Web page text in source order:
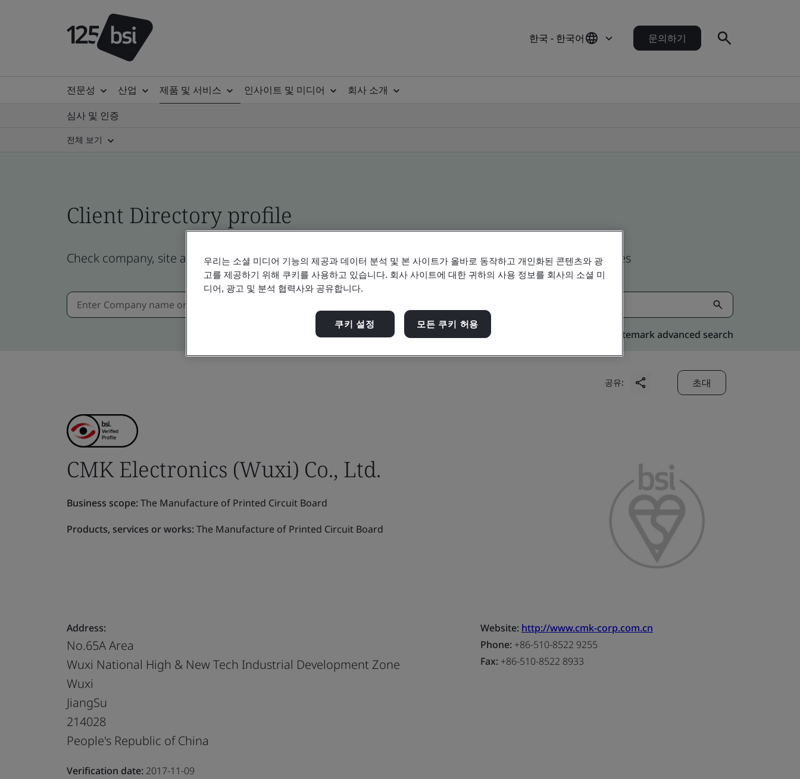
한국 - 한국어 문의하기
전문성 산업 제품 및 서비스 인사이트 및 미디어
회사 소개
심사 및 인증
전체 보기
Client Directory profile
Check company, site and product certificates - Validation and Verification, Korean and global companies
Kitemark advanced search
공유: 초대
CMK Electronics (Wuxi) Co., Ltd.
Business scope:The Manufacture of Printed Circuit Board
Products, services or works:The Manufacture of Printed Circuit Board
Address:
No.65A Area
Wuxi National High & New Tech Industrial Development Zone
Wuxi
JiangSu
214028
People's Republic of China
Verification date: 2017-11-09
Website: http://www.cmk-corp.com.cn
Phone: +86-510-8522 9255
Fax: +86-510-8522 8933
우리는 소셜 미디어 기능의 제공과 데이터 분석 및 본 사이트가 올바로 동작하고 개인화된 콘텐츠와 광
고를 제공하기 위해 쿠키를 사용하고 있습니다. 회사 사이트에 대한 귀하의 사용 정보를 회사의 소셜 미
디어, 광고 및 분석 협력사와 공유합니다.
쿠키 설정 모든 쿠키 허용